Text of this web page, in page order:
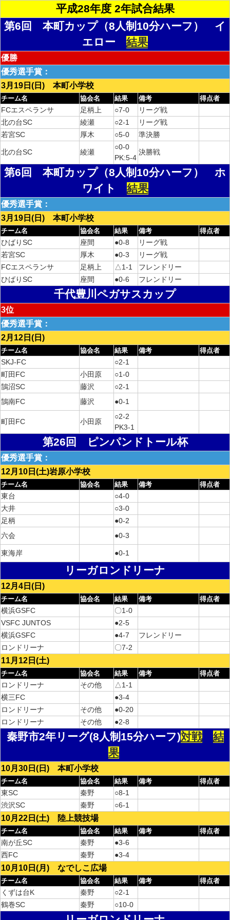
平成28年度 2年試合結果
第6回 本町カップ（8人制10分ハーフ） イ
エロー 結果
優勝
優秀選手賞：
3月19日(日) 本町小学校
チーム名 協会名 結果 備考 得点者
FCエスペランサ 足柄上 ○7-0
リーグ戦
北の台SC
綾瀬 ○2-1
リーグ戦
若宮SC
厚木 ○5-0 準決勝
北の台SC 綾瀬
○0-0
PK:5-4
決勝戦
第6回 本町カップ（8人制10分ハーフ） ホ
ワイト 結果
優秀選手賞：
3月19日(日) 本町小学校
チーム名 協会名 結果 備考 得点者
ひばりSC 座間 ●0-8
リーグ戦
若宮SC
厚木 ●0-3
リーグ戦
FCエスペランサ
足柄上 △1-1
フレンドリー
ひばりSC
座間 ●0-6 フレンドリー
千代豊川ペガサスカップ
3位
優秀選手賞：
2月12日(日)
チーム名 協会名 結果 備考 得点者
SKJ-FC
○2-1
町田FC
小田原
○1-0
鵠沼SC
藤沢
○2-1
鵠南FC
藤沢 ●0-1
町田FC 小田原
○2-2
PK3-1
第26回 ピンパンドトール杯
優秀選手賞：
12月10日(土)岩原小学校
チーム名 協会名 結果 備考 得点者
東台
○4-0
大井
○3-0
足柄
●0-2
六会
●0-3
東海岸 ●0-1
リーガロンドリーナ
12月4日(日)
チーム名 協会名 結果 備考 得点者
横浜GSFC
〇1-0
VSFC JUNTOS
●2-5
横浜GSFC
●4-7
フレンドリー
ロンドリーナ
〇7-2
11月12日(土)
チーム名 協会名 結果 備考 得点者
ロンドリーナ その他
△1-1
横三FC
●3-4
ロンドリーナ
その他
●0-20
ロンドリーナ
その他 ●2-8
秦野市2年リーグ(8人制15分ハーフ)対戦
結
果
10月30日(日) 本町小学校
チーム名 協会名 結果 備考 得点者
東SC 秦野
○8-1
渋沢SC
秦野 ○6-1
10月22日(土) 陸上競技場
チーム名 協会名 結果 備考 得点者
南が丘SC 秦野
●3-6
西FC
秦野 ●3-4
10月10日(月) なでしこ広場
チーム名 協会名 結果 備考 得点者
くずは台K 秦野
○2-1
鶴巻SC
秦野 ○10-0